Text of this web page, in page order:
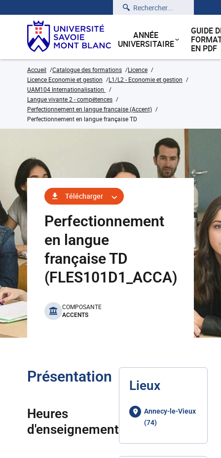
Rechercher
ANNÉE
UNIVERSITAIRE
GUIDE
EN PDF
Accueil Catalogue des formations
Licence
Licence Economie et gestion
L1/L2 - Economie et gestion
UAM104 Internationalisation
Langue vivante 2 - compétences
Perfectionnement en langue francaise (Accent)
Perfectionnement en langue française TD
Télécharger
Perfectionnement
en langue
française TD
(FLES101D1_ACCA)
benefits
COMPOSANTE
ACCENTS
Présentation
Heures
d'enseignement
Lieux
Annecy-le-Vieux
(74)